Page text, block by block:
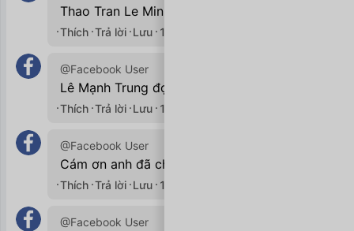
Thao Tran Le Minh
Thích Trả lời Lưu 11/10/2020
@Facebook User
Lê Mạnh Trung đọc nè chồng ơii
Thích Trả lời Lưu 11/10/2020
@Facebook User
Cám ơn anh đã chia sẻ ạ 🤩
Thích Trả lời Lưu 11/10/2020
@Facebook User